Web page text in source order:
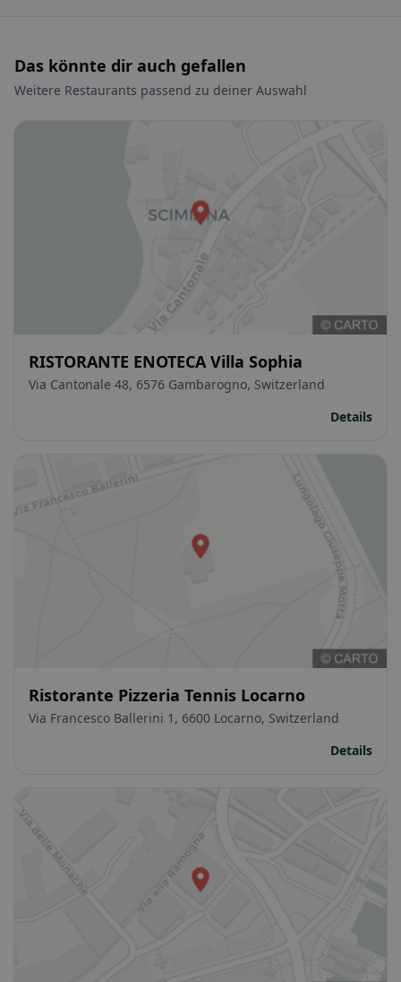
Das könnte dir auch gefallen
Weitere Restaurants passend zu deiner Auswahl
RISTORANTE ENOTECA Villa Sophia
Via Cantonale 48, 6576 Gambarogno, Switzerland
Details
Ristorante Pizzeria Tennis Locarno
Via Francesco Ballerini 1, 6600 Locarno, Switzerland
Details